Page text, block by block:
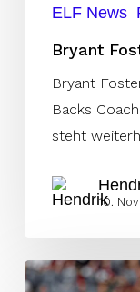
ELF News
Bryant
Bryant
Backs
steht
10.
Erol